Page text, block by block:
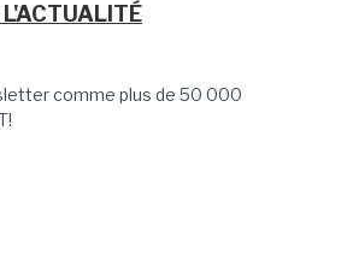
comme plus de 50 000